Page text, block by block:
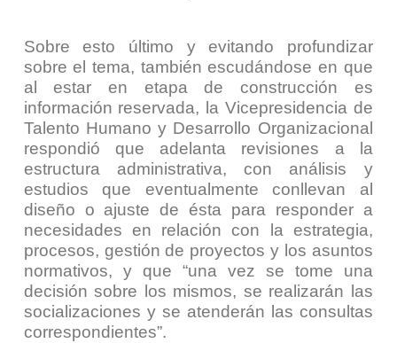
Sobre esto último y evitando profundizar
sobre el tema, también escudándose en que
al estar en etapa de construcción es
información reservada, la Vicepresidencia de
Talento Humano y Desarrollo Organizacional
respondió que adelanta revisiones a la
estructura administrativa, con análisis y
estudios que eventualmente conllevan al
diseño o ajuste de ésta para responder a
necesidades en relación con la estrategia,
procesos, gestión de proyectos y los asuntos
normativos, y que “una vez se tome una
decisión sobre los mismos, se realizarán las
socializaciones y se atenderán las consultas
correspondientes”.